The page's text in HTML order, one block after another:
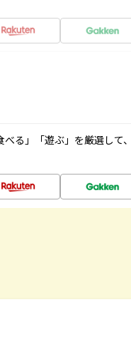
る」「遊ぶ」を厳選して